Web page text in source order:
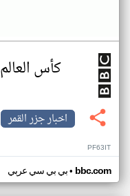
كأس العالم 2026
اخبار جزر القمر
PF63IT
بي بي سي عربي• bbc.com